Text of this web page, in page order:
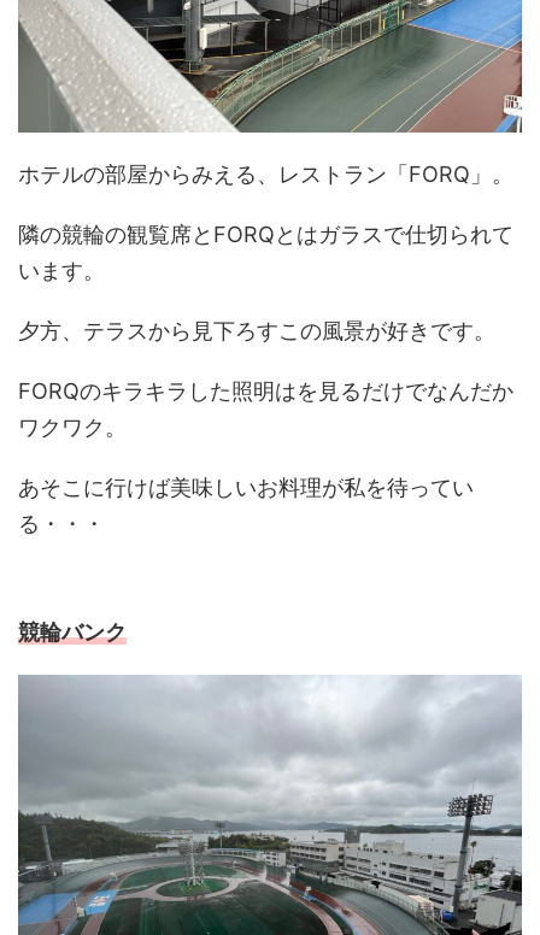
ホテルの部屋からみえる、レストラン「FORQ」。
隣の競輪の観覧席とFORQとはガラスで仕切られて
います。
夕方、テラスから見下ろすこの風景が好きです。
FORQのキラキラした照明はを見るだけでなんだか
ワクワク。
あそこに行けば美味しいお料理が私を待ってい
る・・・
競輪バンク